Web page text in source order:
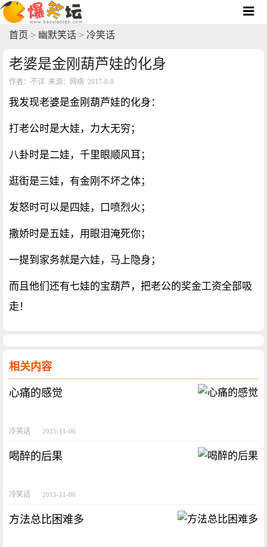
首页 > 幽默笑话 > 冷笑话
老婆是金刚葫芦娃的化身
作者：不详 来源：网络 2017-8-8
我发现老婆是金刚葫芦娃的化身：
打老公时是大娃，力大无穷；
八卦时是二娃，千里眼顺风耳；
逛街是三娃，有金刚不坏之体；
发怒时可以是四娃，口喷烈火；
撒娇时是五娃，用眼泪淹死你；
一提到家务就是六娃，马上隐身；
而且他们还有七娃的宝葫芦，把老公的奖金工资全部吸
走！
相关内容
心痛的感觉
冷笑话 2015-11-06
喝醉的后果
冷笑话 2015-11-06
方法总比困难多